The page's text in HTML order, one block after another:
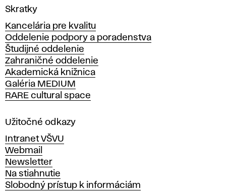
V
s
o
k
á
š
k
o
a
ý
t
v
a
r
Skratky
Kancelária pre kvalitu
Oddelenie podpory a poradenstva
Študijné oddelenie
Zahraničné oddelenie
Akademická knižnica
Galéria MEDIUM
RARE cultural space
Užitočné odkazy
Intranet VŠVU
Webmail
Newsletter
Na stiahnutie
Slobodný prístup k informáciám